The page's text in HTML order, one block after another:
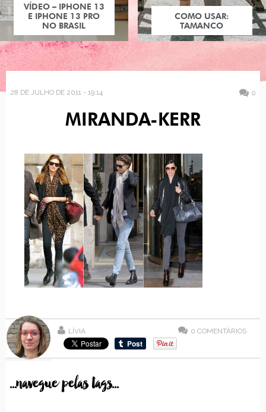
VÍDEO – IPHONE 13
E IPHONE 13 PRO
NO BRASIL
COMO USAR:
TAMANCO
28 DE JULHO DE 2011 - 19:14 0
MIRANDA-KERR
LÍVIA 0 COMENTÁRIOS
...navegue pelas tags...